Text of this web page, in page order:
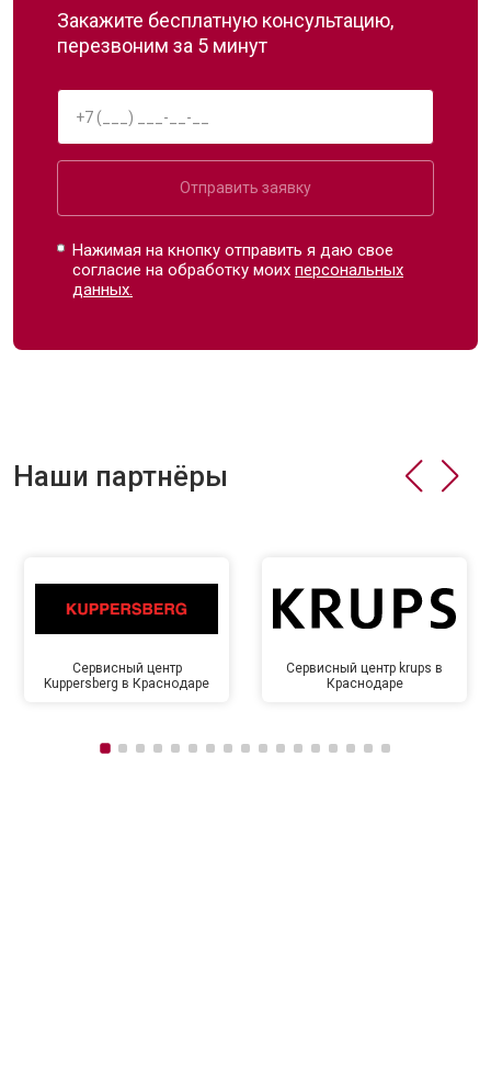
Закажите бесплатную консультацию,
перезвоним за 5 минут
Отправить заявку
Нажимая на кнопку отправить я даю свое
согласие на обработку моихперсональных
данных.
Наши партнёры
Сервисный центр
Kuppersberg в Краснодаре
Сервисный центр krups в
Краснодаре